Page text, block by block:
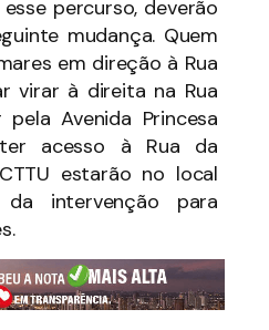
percurso, deverão
mudança. Quem
em direção à Rua
virar à direita na Rua
Avenida Princesa
acesso à Rua da
estarão no local
intervenção para